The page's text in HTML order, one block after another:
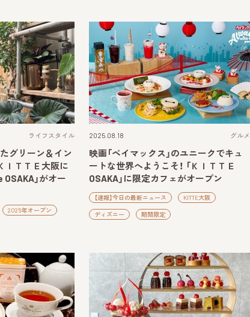
ライフスタイル
たグリーン＆イン
ＩＴＴＥ大阪に
」がオー
2025年オープン
2025.08.18 グルメ
映画「ベイマックス」のユニークでキュ
ートな世界へようこそ！ 「ＫＩＴＴＥ
OSAKA」に限定カフェがオープン
【速報】今日の最新ニュース KITTE大阪
ディズニー 期間限定